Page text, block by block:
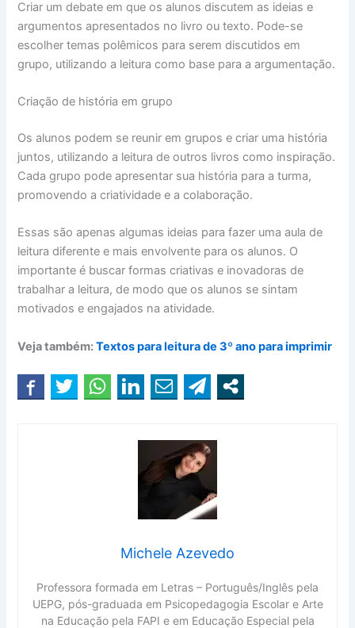
Criar um debate em que os alunos discutem as ideias e
argumentos apresentados no livro ou texto. Pode-se
escolher temas polêmicos para serem discutidos em
grupo, utilizando a leitura como base para a argumentação.
Criação de história em grupo
Os alunos podem se reunir em grupos e criar uma história
juntos, utilizando a leitura de outros livros como inspiração.
Cada grupo pode apresentar sua história para a turma,
promovendo a criatividade e a colaboração.
Essas são apenas algumas ideias para fazer uma aula de
leitura diferente e mais envolvente para os alunos. O
importante é buscar formas criativas e inovadoras de
trabalhar a leitura, de modo que os alunos se sintam
motivados e engajados na atividade.
Veja também:Textos para leitura de 3º ano para imprimir
Michele Azevedo
Professora formada em Letras – Português/Inglês pela
UEPG, pós-graduada em Psicopedagogia Escolar e Arte
na Educação pela FAPI e em Educação Especial pela